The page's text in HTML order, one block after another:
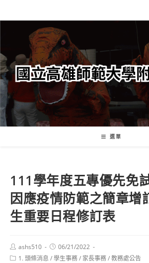
轉
要
內
容
選單
111學年度五專優先免
因應疫情防範之簡章增
生重要日程修訂表
Post
author:
ashs510
Post
published:
06/21/2022
Post1. 頭條消息 /學生事務/ 家長事務/教務處公告